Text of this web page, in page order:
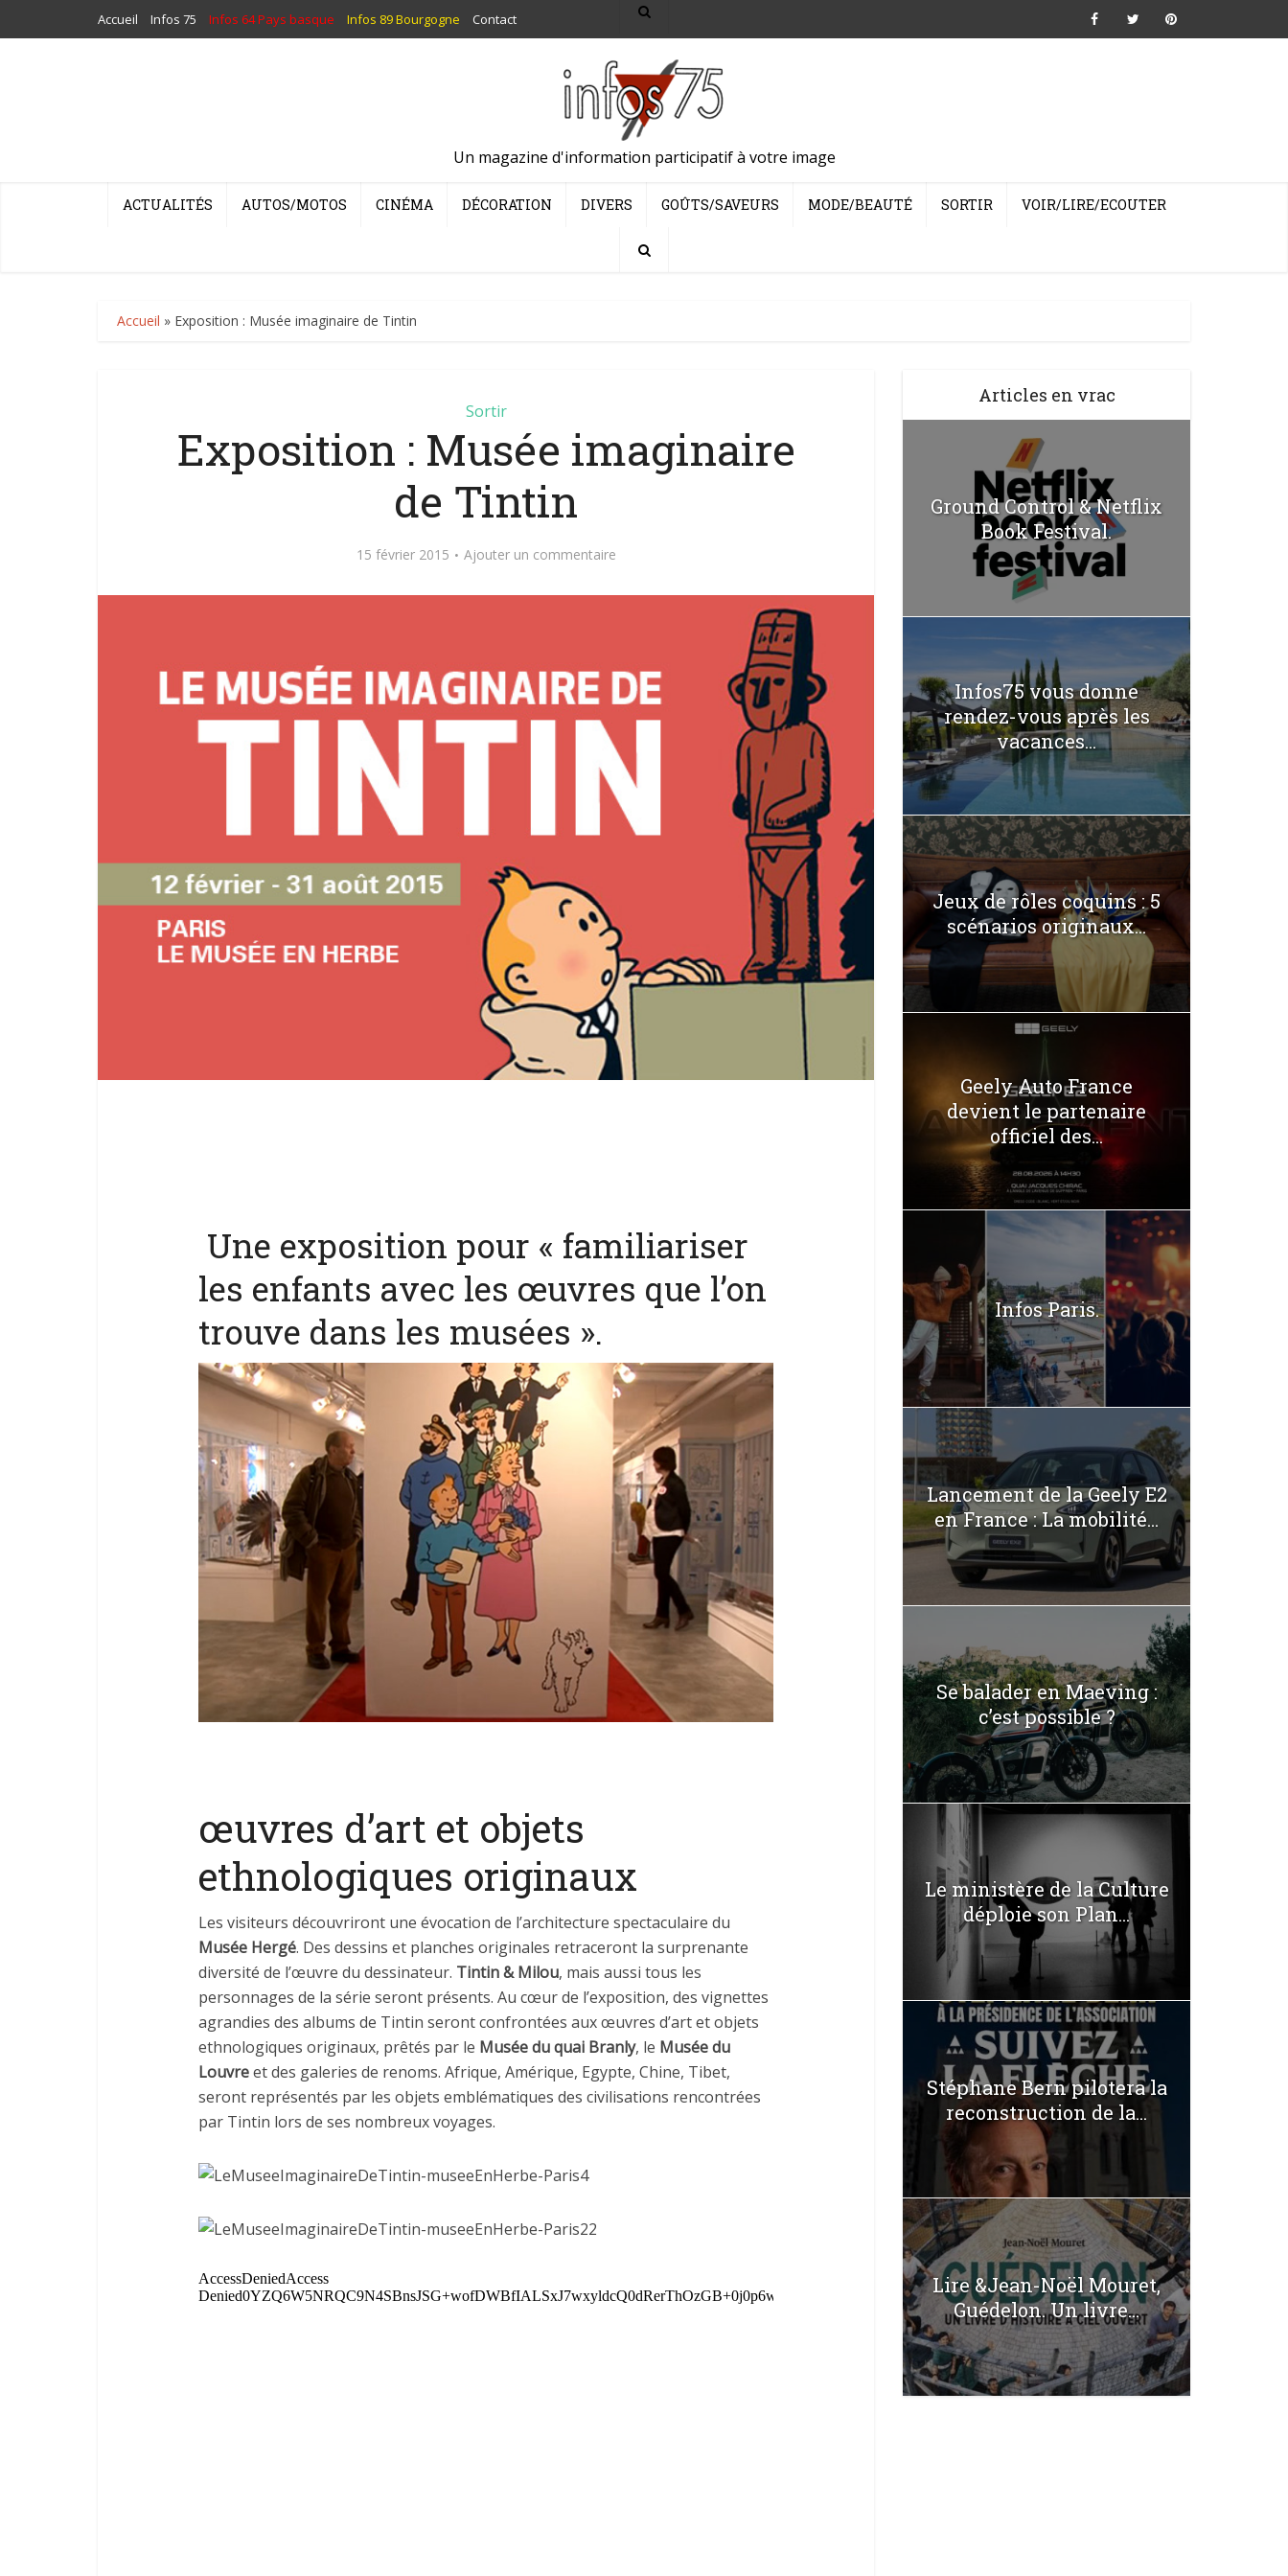
Accueil Infos 75 Infos 64 Pays basque Infos 89 Bourgogne Contact
Un magazine d'information participatif à votre image
ACTUALITÉS AUTOS/MOTOS CINÉMA DÉCORATION DIVERS GOÛTS/SAVEURS MODE/BEAUTÉ SORTIR VOIR/LIRE/ECOUTER
Accueil » Exposition : Musée imaginaire de Tintin
Sortir
Exposition : Musée imaginaire
de Tintin
15 février 2015 Ajouter un commentaire
Une exposition pour « familiariser
les enfants avec les œuvres que l’on
trouve dans les musées ».
œuvres d’art et objets
ethnologiques originaux
Les visiteurs découvriront une évocation de l’architecture spectaculaire du
Musée Hergé. Des dessins et planches originales retraceront la surprenante
diversité de l’œuvre du dessinateur. Tintin & Milou, mais aussi tous les
personnages de la série seront présents. Au cœur de l’exposition, des vignettes
agrandies des albums de Tintin seront confrontées aux œuvres d’art et objets
ethnologiques originaux, prêtés par le Musée du quai Branly, le Musée du
Louvreet des galeries de renoms. Afrique, Amérique, Egypte, Chine, Tibet,
seront représentés par les objets emblématiques des civilisations rencontrées
par Tintin lors de ses nombreux voyages.
Articles en vrac
Ground Control & Netflix
Book Festival.
Infos75 vous donne
rendez-vous après les
vacances...
Jeux de rôles coquins : 5
scénarios originaux...
Geely Auto France
devient le partenaire
officiel des...
Infos Paris.
Lancement de la Geely E2
en France : La mobilité...
Se balader en Maeving :
c’est possible ?
Le ministère de la Culture
déploie son Plan...
Stéphane Bern pilotera la
reconstruction de la...
Lire &Jean-Noël Mouret,
Guédelon. Un livre...